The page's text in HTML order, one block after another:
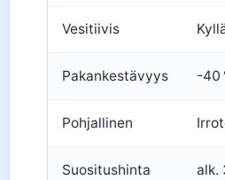
Vesitiivis
Pakankestävyys -40
Pohjallinen
Suositushinta alk.